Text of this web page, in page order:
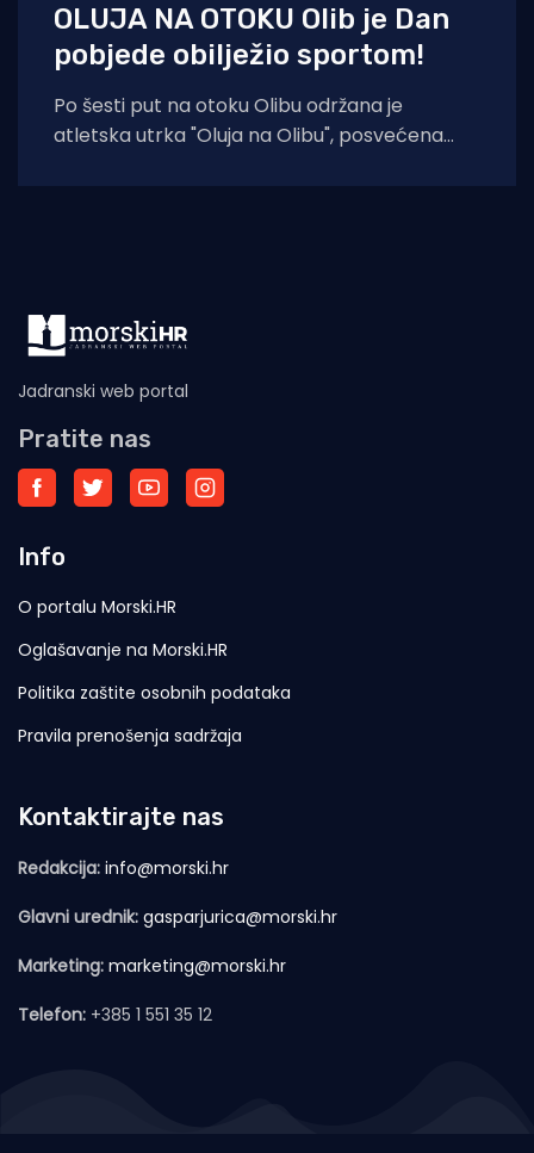
OLUJA NA OTOKU Olib je Dan
pobjede obilježio sportom!
Po šesti put na otoku Olibu održana je
atletska utrka "Oluja na Olibu", posvećena
Jadranski web portal
Pratite nas
Info
O portalu Morski.HR
Oglašavanje na Morski.HR
Politika zaštite osobnih podataka
Pravila prenošenja sadržaja
Kontaktirajte nas
Redakcija: info@morski.hr
Glavni urednik: gasparjurica@morski.hr
Marketing: marketing@morski.hr
Telefon: +385 1 551 35 12